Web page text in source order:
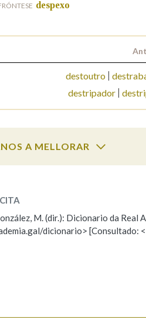
despexo
destoutro
destripador
A MELLORAR
UNHA OPCIÓN:
Hai un erro na palabra
M. (dir.): Dicionario da Real
dicionario> [Consultado: